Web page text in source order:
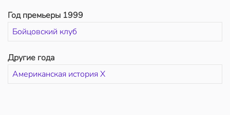
Год премьеры 1999
Бойцовский клуб
Другие года
Американская история Х